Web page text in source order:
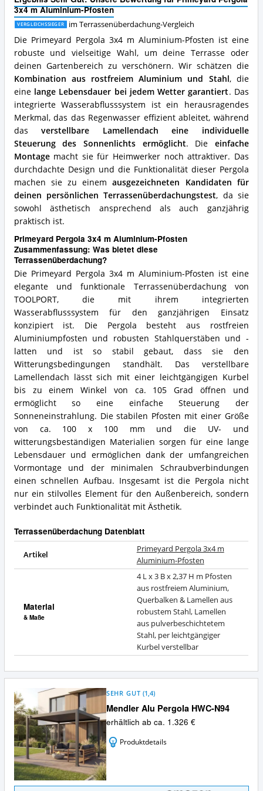
3x4 m Aluminium-Pfosten
VERGLEICHSSIEGER im Terrassenüberdachung-Vergleich
Die Primeyard Pergola 3x4 m Aluminium-Pfosten ist eine
robuste und vielseitige Wahl, um deine Terrasse oder
deinen Gartenbereich zu verschönern. Wir schätzen die
Kombination aus rostfreiem Aluminium und Stahl , die
eine lange Lebensdauer bei jedem Wetter garantiert. Das
integrierte Wasserabflusssystem ist ein herausragendes
Merkmal, das das Regenwasser effizient ableitet, während
dasverstellbare Lamellendach eine individuelle
Steuerung des Sonnenlichts ermöglicht. Die einfache
Montagemacht sie für Heimwerker noch attraktiver. Das
durchdachte Design und die Funktionalität dieser Pergola
machen sie zu einemausgezeichneten Kandidaten für
deinen persönlichen Terrassenüberdachungstest, da sie
sowohl ästhetisch ansprechend als auch ganzjährig
praktisch ist.
Primeyard Pergola 3x4 m Aluminium-Pfosten
Zusammenfassung: Was bietet diese
Terrassenüberdachung?
Die Primeyard Pergola 3x4 m Aluminium-Pfosten ist eine
elegante und funktionale Terrassenüberdachung von
TOOLPORT, die mit ihrem integrierten
Wasserabflusssystem für den ganzjährigen Einsatz
konzipiert ist. Die Pergola besteht aus rostfreien
Aluminiumpfosten und robusten Stahlquerstäben und -
latten und ist so stabil gebaut, dass sie den
Witterungsbedingungen standhält. Das verstellbare
Lamellendach lässt sich mit einer leichtgängigen Kurbel
bis zu einem Winkel von ca. 105 Grad öffnen und
ermöglicht so eine einfache Steuerung der
Sonneneinstrahlung. Die stabilen Pfosten mit einer Größe
von ca. 100 x 100 mm und die UV- und
witterungsbeständigen Materialien sorgen für eine lange
Lebensdauer und ermöglichen dank der umfangreichen
Vormontage und der minimalen Schraubverbindungen
einen schnellen Aufbau. Insgesamt ist die Pergola nicht
nur ein stilvolles Element für den Außenbereich, sondern
verbindet auch Funktionalität mit Ästhetik.
Terrassenüberdachung Datenblatt
Artikel
Primeyard Pergola 3x4 m
Aluminium-Pfosten
Material
& Maße
4 L x 3 B x 2,37 H m Pfosten
aus rostfreiem Aluminium,
Querbalken & Lamellen aus
robustem Stahl, Lamellen
aus pulverbeschichtetem
Stahl, per leichtgängiger
Kurbel verstellbar
Aluminium-
Pfosten
Vorteile:
Was
spricht
für
diese
Terrassenüberdachung?
Mendler Alu Pergola HWC-N94
SEHR GUT (1,4)
erhältlich ab ca. 1.326 €
Produktdetails